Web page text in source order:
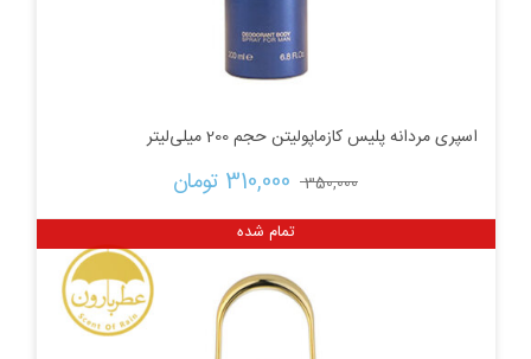
اسپری مردانه پلیس کازماپولیتن حجم 200 میلی‌لیتر
350,000 قیمت
اصلی:
350,000 تومان
310,000 تومان
310,000 تومان.
تمام شده